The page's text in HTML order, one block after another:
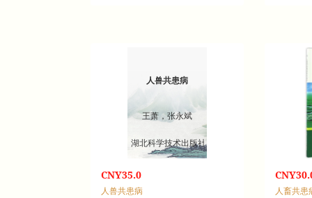
人兽共患病
王萧，张永斌
湖北科学技术出版社
CNY35.0
人兽共患病
人畜共患